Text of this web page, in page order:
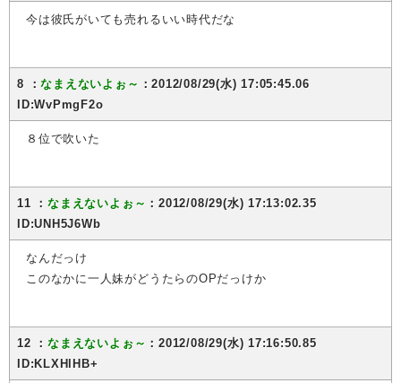
今は彼氏がいても売れるいい時代だな
8 ：なまえないよぉ～ ：2012/08/29(水) 17:05:45.06
ID:WvPmgF2o
８位で吹いた
11 ：なまえないよぉ～ ：2012/08/29(水) 17:13:02.35
ID:UNH5J6Wb
なんだっけ
このなかに一人妹がどうたらのOPだっけか
12 ：なまえないよぉ～ ：2012/08/29(水) 17:16:50.85
ID:KLXHlHB+